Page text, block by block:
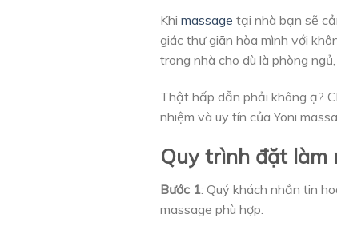
Khi massage tại nhà bạn sẽ
giác thư giãn hòa mình với
trong nhà cho dù là phòng
Thật hấp dẫn phải không ạ?
nhiệm và uy tín của Yoni
Quy trình đặt làm
Bước 1: Quý khách nhắn tin
massage phù hợp.